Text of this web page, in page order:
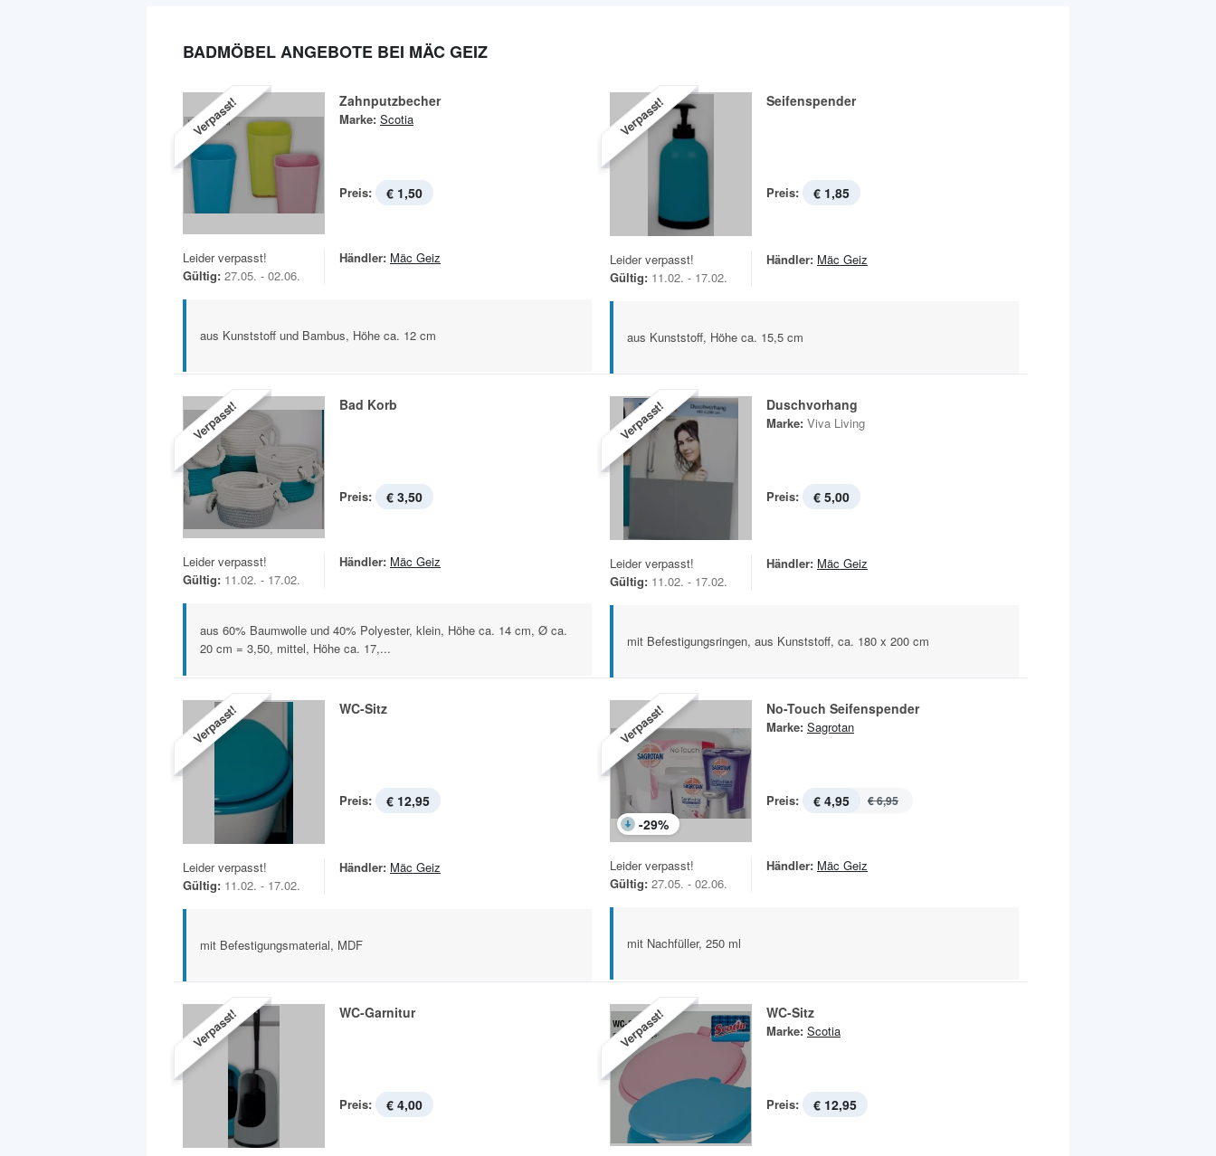
BADMÖBEL ANGEBOTE BEI MÄC GEIZ
Verpasst! Zahnputzbecher
Marke: Scotia
Preis: € 1,50
Leider verpasst!
Gültig: 27.05. - 02.06.
Händler: Mäc Geiz
aus Kunststoff und Bambus, Höhe ca. 12 cm
Verpasst! Seifenspender
Preis: € 1,85
Leider verpasst!
Gültig: 11.02. - 17.02.
Händler: Mäc Geiz
aus Kunststoff, Höhe ca. 15,5 cm
Verpasst! Bad Korb
Preis: € 3,50
Leider verpasst!
Gültig: 11.02. - 17.02.
Händler: Mäc Geiz
aus 60% Baumwolle und 40% Polyester, klein, Höhe ca. 14 cm, Ø ca.
20 cm = 3,50, mittel, Höhe ca. 17,...
Verpasst! Duschvorhang
Marke: Viva Living
Preis: € 5,00
Leider verpasst!
Gültig: 11.02. - 17.02.
Händler: Mäc Geiz
mit Befestigungsringen, aus Kunststoff, ca. 180 x 200 cm
Verpasst! WC-Sitz
Preis: € 12,95
Leider verpasst!
Gültig: 11.02. - 17.02.
Händler: Mäc Geiz
mit Befestigungsmaterial, MDF
Verpasst!
-29%
No-Touch Seifenspender
Marke: Sagrotan
Preis: € 4,95 € 6,95
Leider verpasst!
Gültig: 27.05. - 02.06.
Händler: Mäc Geiz
mit Nachfüller, 250 ml
Verpasst! WC-Garnitur
Preis: € 4,00
Verpasst! WC-Sitz
Marke: Scotia
Preis: € 12,95